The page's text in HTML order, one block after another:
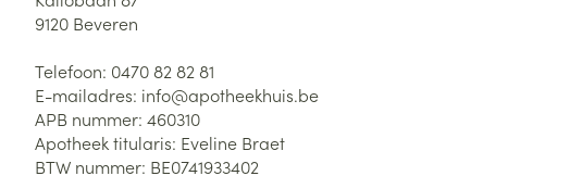
9120 Beveren
Telefoon: 0470 82 82 81
E-mailadres: info@apotheekhuis.be
APB nummer: 460310
Apotheek titularis: Eveline Braet
BTW nummer: BE0741933402